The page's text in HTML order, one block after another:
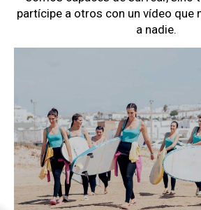
partícipe a otros con un vídeo que
a nadie.